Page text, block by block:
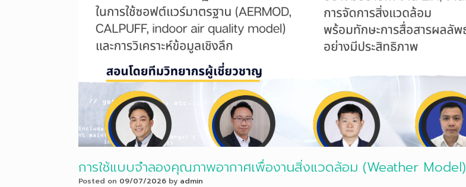
การใช้แบบจำลองคุณภาพอากาศเพื่องานสิ่งแวดล้อม (Weather Model)
Posted on 09/07/2026 by admin